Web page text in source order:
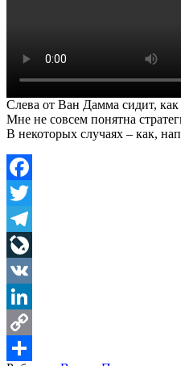
Слева от Ван Дамма сидит, как
Мне не совсем понятна
В некоторых случаях – как,
Facebook
Twitter
Telegram
LiveJournal
VK
LinkedIn
Copy